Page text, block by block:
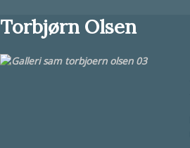
Torbjørn Olsen